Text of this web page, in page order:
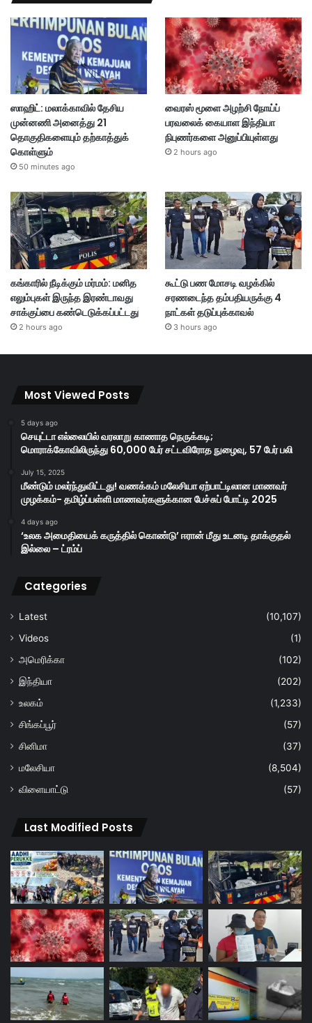
ஸாஹிட்: மலாக்காவில் தேசிய
முன்னணி அனைத்து 21
தொகுதிகளையும் தற்காத்துக்
கொள்ளும்
50 minutes ago
வைரஸ் மூளை அழற்சி நோய்ப்
பரவலைக் கையாள இந்தியா
நிபுணர்களை அனுப்பியுள்ளது
2 hours ago
கங்காரில் நீடிக்கும் மர்மம்: மனித
எலும்புகள் இருந்த இரண்டாவது
சாக்குப்பை கண்டெடுக்கப்பட்டது
2 hours ago
கூட்டு பண மோசடி வழக்கில்
சரணடைந்த தம்பதியருக்கு 4
நாட்கள் தடுப்புக்காவல்
3 hours ago
Most Viewed Posts
5 days ago
செயுட்டா எல்லையில் வரலாறு காணாத நெருக்கடி;
மொராக்கோவிலிருந்து 60,000 பேர் சட்டவிரோத நுழைவு, 57 பேர் பலி
July 15, 2025
மீண்டும் மலர்ந்துவிட்டது! வணக்கம் மலேசியா ஏற்பாட்டிலான மாணவர்
முழக்கம்- தமிழ்ப்பள்ளி மாணவர்களுக்கான பேச்சுப் போட்டி 2025
4 days ago
‘உலக அமைதியைக் கருத்தில் கொண்டு’ ஈரான் மீது உடனடி தாக்குதல்
இல்லை – ட்ரம்ப்
Categories
Latest
(10,107)
Videos
(1)
அமெரிக்கா
(102)
இந்தியா
(202)
உலகம்
(1,233)
சிங்கப்பூர்
(57)
சினிமா
(37)
மலேசியா
(8,504)
விளையாட்டு
(57)
Last Modified Posts